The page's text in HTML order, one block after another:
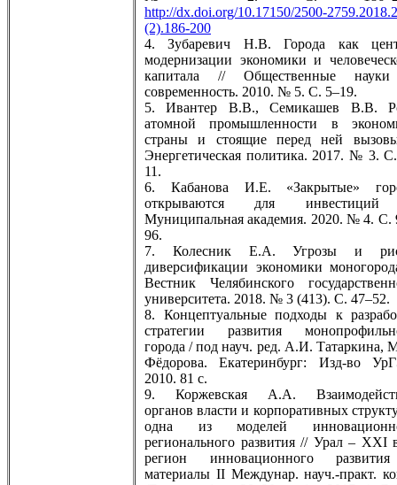
http://dx.doi.org/10.17150/2500-
(2).186-200
4. Зубаревич Н.В. Города как
модернизации экономики и
капитала // Общественные
современность. 2010. № 5. С. 5–19.
5. Ивантер В.В., Семикашев В.В.
атомной промышленности в
страны и стоящие перед ней
Энергетическая политика. 2017. № 3.
11.
6. Кабанова И.Е. «Закрытые»
открываются для
Муниципальная академия. 2020. № 4. С.
96.
7. Колесник Е.А. Угрозы и
диверсификации экономики
Вестник Челябинского
университета. 2018. № 3 (413). С. 47–52.
8. Концептуальные подходы к
стратегии развития
города / под науч. ред. А.И. Татаркина,
Фёдорова. Екатеринбург: Изд-во
2010. 81 с.
9. Коржевская А.А.
органов власти и корпоративных
одна из моделей
регионального развития // Урал – XXI
регион инновационного
материалы II Междунар. науч.-практ.